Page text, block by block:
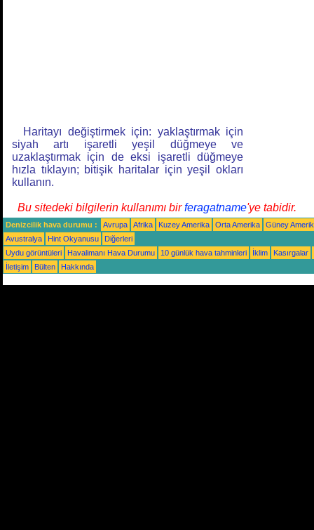
Haritayı değiştirmek için: yaklaştırmak için
siyah artı işaretli yeşil düğmeye ve
uzaklaştırmak için de eksi işaretli düğmeye
hızla tıklayın; bitişik haritalar için yeşil okları
kullanın.
Bu sitedeki bilgilerin kullanımı birferagatname'ye tabidir.
Denizcilik hava durumu : Avrupa Afrika Kuzey Amerika Orta Amerika
Güney
Avustralya
Hint Okyanusu
Diğerleri
Uydu görüntüleri
Havalimanı Hava Durumu 10 günlük hava tahminleri İklim
Kasırgalar
İletişim
Bülten Hakkında